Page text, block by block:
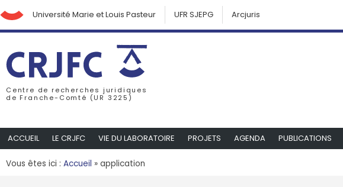
Université Marie et Louis Pasteur UFR SJEPG Arcjuris
Centre de recherches juridiques
de Franche-Comté (UR 3225)
ACCUEIL LE CRJFC VIE DU LABORATOIRE PROJETS AGENDA PUBLICATIONS
Vous êtes ici : Accueil » application